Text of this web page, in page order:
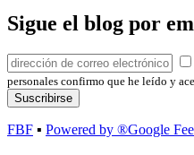
Sigue el blog por
personales confirmo que he leído y
FBF ▪ Powered by ®Google